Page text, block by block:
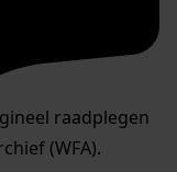
raadplegen
(WFA).